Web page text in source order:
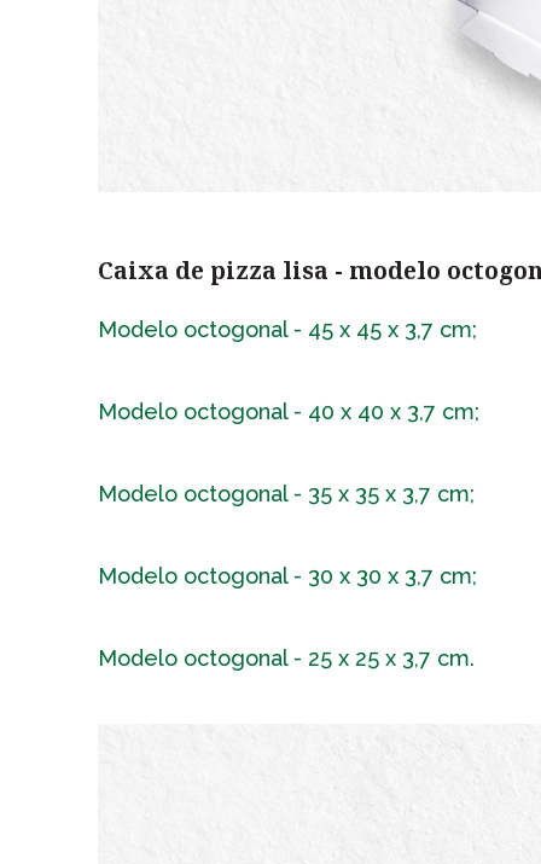
Caixa de pizza lisa - modelo
Modelo octogonal - 45 x 45 x 3,7 cm;
Modelo octogonal - 40 x 40 x 3,7 cm;
Modelo octogonal - 35 x 35 x 3,7 cm;
Modelo octogonal - 30 x 30 x 3,7 cm;
Modelo octogonal - 25 x 25 x 3,7 cm.